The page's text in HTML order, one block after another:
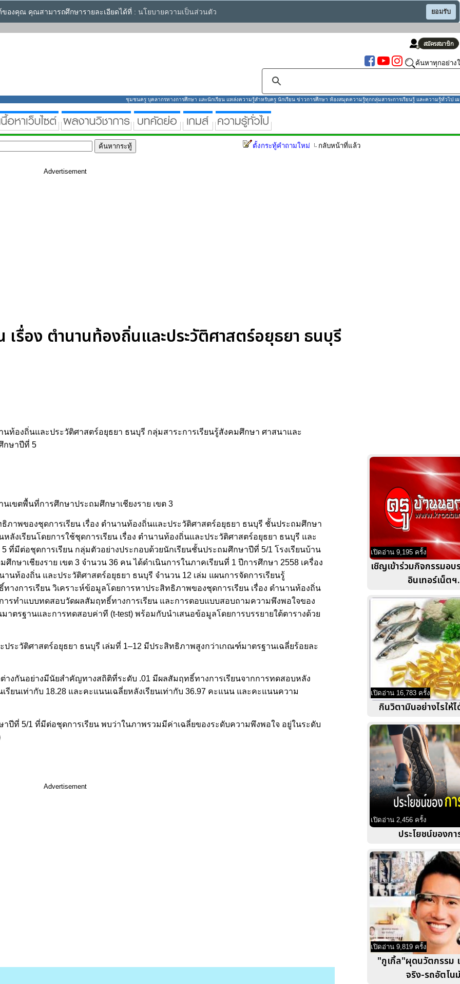
องคุณ คุณสามารถศึกษารายละเอียดได้ที่ : นโยบายความเป็นส่วนตัว ยอมรับ
ค้นหาทุกอย่าง
ชุมชนครู บุคลากรทางการศึกษา และนักเรียน แหล่งความรู้สำหรับครู นักเรียน ข่าวการศึกษา ห้องสมุดความรู้ทุกกลุ่มสาระการเรียนรู้ และความรู้ทั่วไป เ
ตั้งกระทู้คำถามใหม่ กลับหน้าที่แล้ว
Advertisement
เรื่อง ตำนานท้องถิ่นและประวัติศาสตร์อยุธยา ธนบุรี
นท้องถิ่นและประวัติศาสตร์อยุธยา ธนบุรี กลุ่มสาระการเรียนรู้สังคมศึกษา ศาสนาและ
กษาปีที่ 5
เขตพื้นที่การศึกษาประถมศึกษาเชียงราย เขต 3
ภาพของชุดการเรียน เรื่อง ตำนานท้องถิ่นและประวัติศาสตร์อยุธยา ธนบุรี ชั้นประถมศึกษา
ลังเรียนโดยการใช้ชุดการเรียน เรื่อง ตำนานท้องถิ่นและประวัติศาสตร์อยุธยา ธนบุรี และ
ที่มีต่อชุดการเรียน กลุ่มตัวอย่างประกอบด้วยนักเรียนชั้นประถมศึกษาปีที่ 5/1 โรงเรียนบ้าน
กษาเชียงราย เขต 3 จำนวน 36 คน ได้ดำเนินการในภาคเรียนที่ 1 ปีการศึกษา 2558 เครื่อง
นท้องถิ่น และประวัติศาสตร์อยุธยา ธนบุรี จำนวน 12 เล่ม แผนการจัดการเรียนรู้
งการเรียน วิเคราะห์ข้อมูลโดยการหาประสิทธิภาพของชุดการเรียน เรื่อง ตำนานท้องถิ่น
ารทำแบบทดสอบวัดผลสัมฤทธิ์ทางการเรียน และการตอบแบบสอบถามความพึงพอใจของ
าตรฐานและการทดสอบค่าที (t-test) พร้อมกับนำเสนอข้อมูลโดยการบรรยายใต้ตารางด้วย
ระวัติศาสตร์อยุธยา ธนบุรี เล่มที่ 1–12 มีประสิทธิภาพสูงกว่าเกณฑ์มาตรฐานเฉลี่ยร้อยละ
างกันอย่างมีนัยสำคัญทางสถิติที่ระดับ .01 มีผลสัมฤทธิ์ทางการเรียนจากการทดสอบหลัง
ยนเท่ากับ 18.28 และคะแนนเฉลี่ยหลังเรียนเท่ากับ 36.97 คะแนน และคะแนนความ
ปีที่ 5/1 ที่มีต่อชุดการเรียน พบว่าในภาพรวมมีค่าเฉลี่ยของระดับความพึงพอใจ อยู่ในระดับ
Advertisement
เปิดอ่าน 9,195 ครั้ง
เชิญเข้าร่วมกิจกรรมอ
อินเทอร์เน็ตฯ
เปิดอ่าน 16,783 ครั้ง
กินวิตามินอย่างไรให้
เปิดอ่าน 2,456 ครั้ง
ประโยชน์ของกา
เปิดอ่าน 9,819 ครั้ง
"กูเกิ้ล"ผุดนวัตกรรม
จริง-รถอัตโน